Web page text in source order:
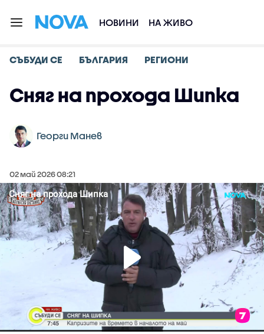
НОВИНИ НА ЖИВО
СЪБУДИ СЕ БЪЛГАРИЯ РЕГИОНИ
Сняг на прохода Шипка
Георги Манев
02 май 2026 08:21